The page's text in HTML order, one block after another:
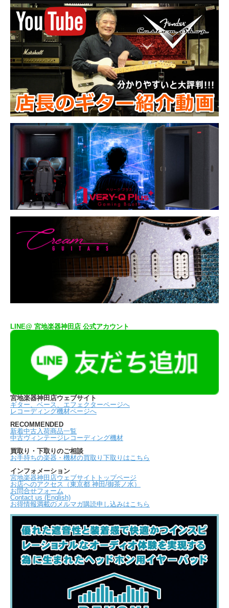
LINE@ 宮地楽器神田店 公式アカウント
宮地楽器神田店ウェブサイト
ギター、ベース、エフェクターページへ
レコーディング機材ページへ
RECOMMENDED
新着中古入荷商品一覧
中古ヴィンテージレコーディング機材
買取り・下取りのご相談
お手持ちの楽器・機材の買取り下取りはこちら
インフォメーション
宮地楽器神田店ウェブサイトトップページ
お店へのアクセス（東京都 神田/御茶ノ水）
お問合せフォーム
Contact us (English)
お得情報満載のメルマガ購読申し込みはこちら